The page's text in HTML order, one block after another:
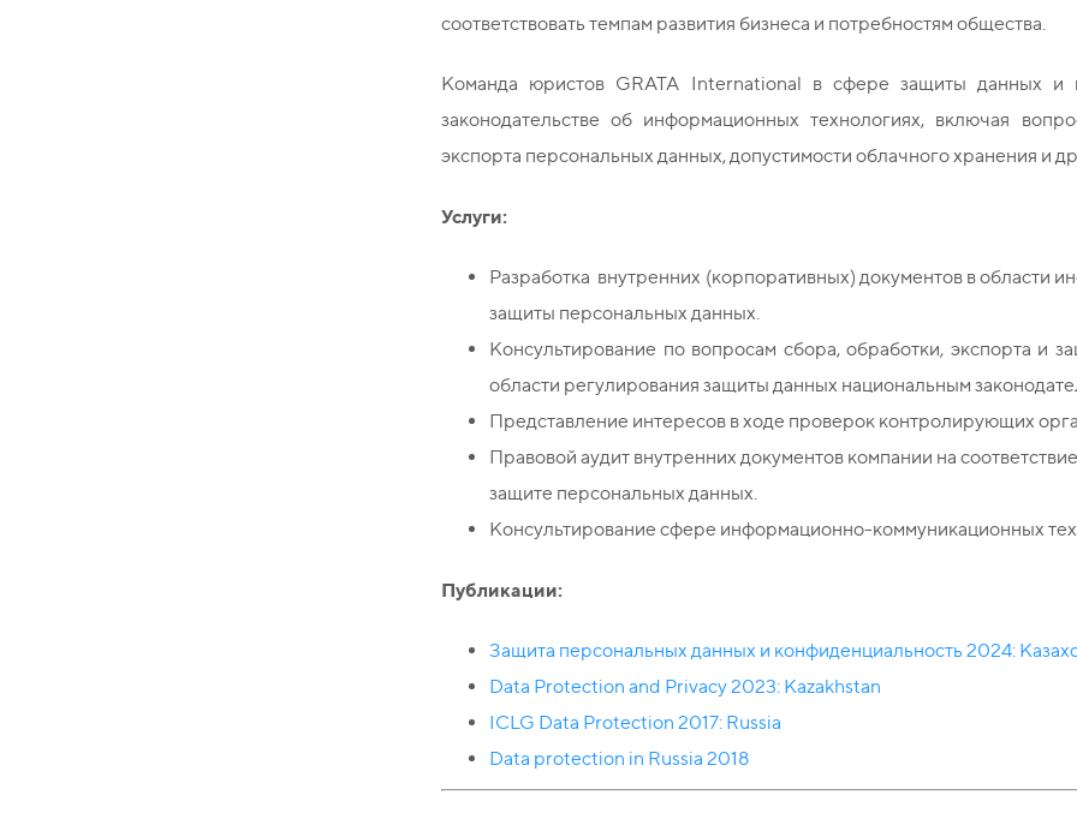
соответствовать темпам развития бизнеса и потребностям общества.
Команда юристов GRATA International в сфере защиты данных и
законодательстве об информационных технологиях, включая
экспорта персональных данных, допустимости облачного хранения и
Услуги:
Разработка внутренних (корпоративных) документов в области
защиты персональных данных.
Консультирование по вопросам сбора, обработки, экспорта и
области регулирования защиты данных национальным
Представление интересов в ходе проверок контролирующих
Правовой аудит внутренних документов компании на
защите персональных данных.
Консультирование сфере информационно-коммуникационных
Публикации:
Защита персональных данных и конфиденциальность 2024:
Data Protection and Privacy 2023: Kazakhstan
ICLG Data Protection 2017: Russia
Data protection in Russia 2018